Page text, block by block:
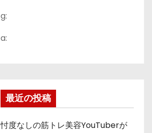
g:
a:
最近の投稿
忖度なしの筋トレ美容YouTuberが